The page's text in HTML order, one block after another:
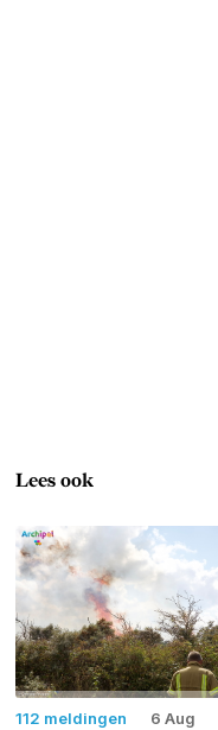
Lees ook
112 meldingen 6 Aug